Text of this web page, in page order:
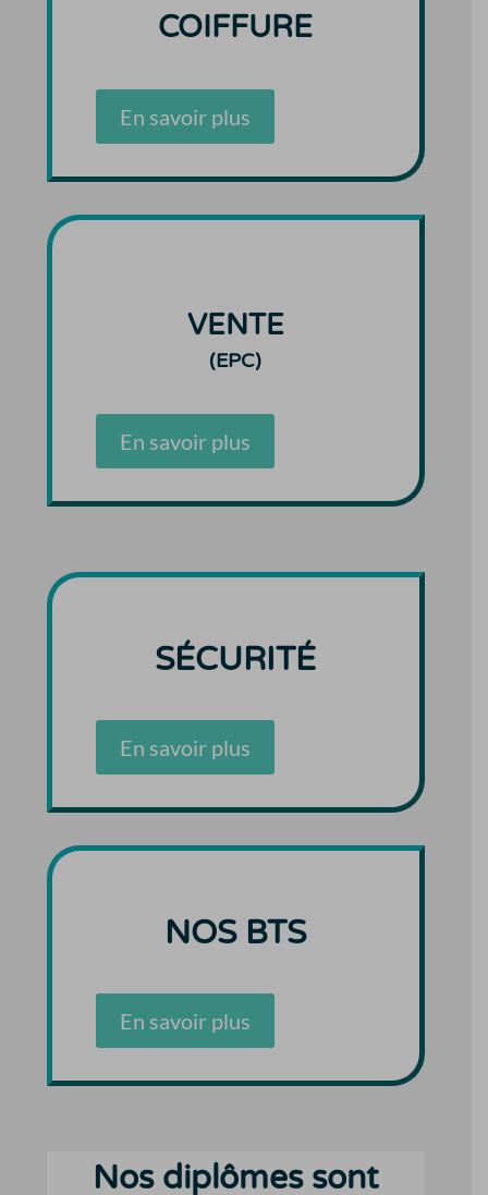
COIFFURE
En savoir plus
VENTE
(EPC)
En savoir plus
SÉCURITÉ
En savoir plus
NOS BTS
En savoir plus
Nos diplômes sont